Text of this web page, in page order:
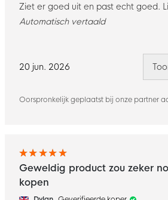
20 jun. 2026
Oorspronkelijk geplaatst bij onze partner
Ziet er goed uit en past echt goed.
Automatisch vertaald
Geweldig product zou zeker
kopen